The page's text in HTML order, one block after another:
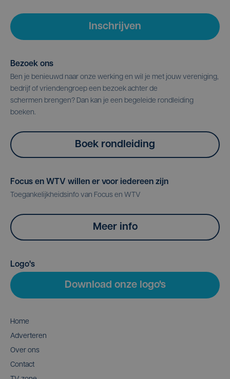
Inschrijven
Bezoek ons
Ben je benieuwd naar onze werking en wil je met jouw vereniging,
bedrijf of vriendengroep een bezoek achter de
schermen brengen? Dan kan je een begeleide rondleiding
boeken.
Boek rondleiding
Focus en WTV willen er voor iedereen zijn
Toegankelijkheidsinfo van Focus en WTV
Meer info
Logo's
Download onze logo's
Home
Adverteren
Over ons
Contact